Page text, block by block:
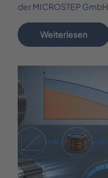
der MICROSTEP GmbH.
Weiterlesen